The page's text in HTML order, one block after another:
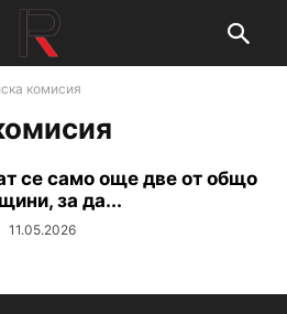
комисия
се само още две от общо
за да...
11.05.2026